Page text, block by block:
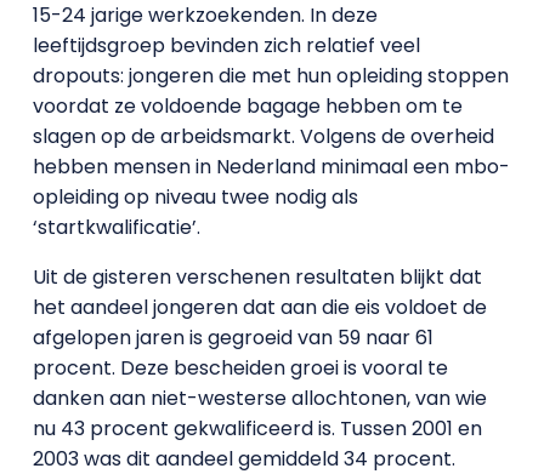
15-24 jarige werkzoekenden. In deze
leeftijdsgroep bevinden zich relatief veel
dropouts: jongeren die met hun opleiding stoppen
voordat ze voldoende bagage hebben om te
slagen op de arbeidsmarkt. Volgens de overheid
hebben mensen in Nederland minimaal een mbo-
opleiding op niveau twee nodig als
‘startkwalificatie’.
Uit de gisteren verschenen resultaten blijkt dat
het aandeel jongeren dat aan die eis voldoet de
afgelopen jaren is gegroeid van 59 naar 61
procent. Deze bescheiden groei is vooral te
danken aan niet-westerse allochtonen, van wie
nu 43 procent gekwalificeerd is. Tussen 2001 en
2003 was dit aandeel gemiddeld 34 procent.